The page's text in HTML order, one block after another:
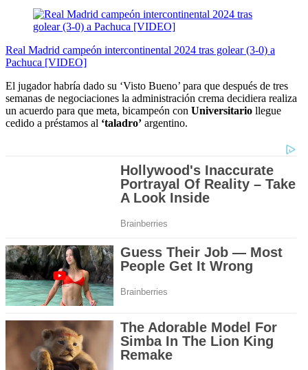
Real Madrid campeón intercontinental 2024 tras golear (3-0) a
Pachuca [VIDEO]
El jugador habría dado su ‘Visto Bueno’ para que después de tres
semanas de negociaciones la administración crema decidiera realiza
un acuerdo para que meta, bicampeón con Universitario llegue
cedido a préstamos al ‘taladro’ argentino.